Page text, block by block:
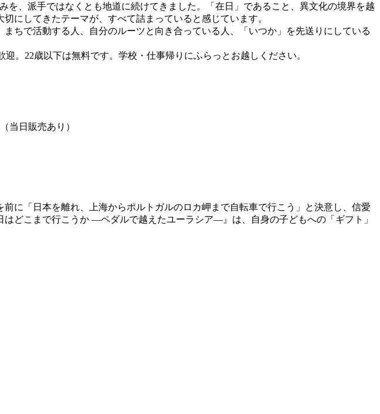
、派手ではなくとも地道に続けてきました。「在日」であること、異文化の境界を越
にしてきたテーマが、すべて詰まっていると感じています。
ちで活動する人、自分のルーツと向き合っている人、「いつか」を先送りにしている
。22歳以下は無料です。学校・仕事帰りにふらっとお越しください。
当日販売あり）
に「日本を離れ、上海からポルトガルのロカ岬まで自転車で行こう」と決意し、信愛
どこまで行こうか ―ペダルで越えたユーラシア―』は、自身の子どもへの「ギフト」